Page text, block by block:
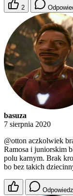
2
basuza
7 sierpnia 2020
@otton aczkolwiek
Ramosa i juniorskim
polu karnym. Brak
bo bez takich
Odpowiedz